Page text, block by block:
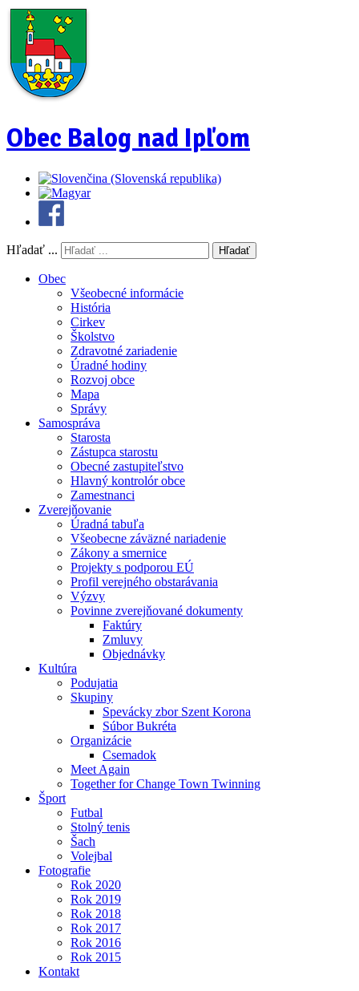
Obec Balog nad Ipľom
Hľadať ... Hľadať
Obec
Všeobecné informácie
História
Cirkev
Školstvo
Zdravotné zariadenie
Úradné hodiny
Rozvoj obce
Mapa
Správy
Samospráva
Starosta
Zástupca starostu
Obecné zastupiteľstvo
Hlavný kontrolór obce
Zamestnanci
Zverejňovanie
Úradná tabuľa
Všeobecne záväzné nariadenie
Zákony a smernice
Projekty s podporou EÚ
Profil verejného obstarávania
Výzvy
Povinne zverejňované dokumenty
Faktúry
Zmluvy
Objednávky
Kultúra
Podujatia
Skupiny
Spevácky zbor Szent Korona
Súbor Bukréta
Organizácie
Csemadok
Meet Again
Together for Change Town Twinning
Šport
Futbal
Stolný tenis
Šach
Volejbal
Fotografie
Rok 2020
Rok 2019
Rok 2018
Rok 2017
Rok 2016
Rok 2015
Kontakt